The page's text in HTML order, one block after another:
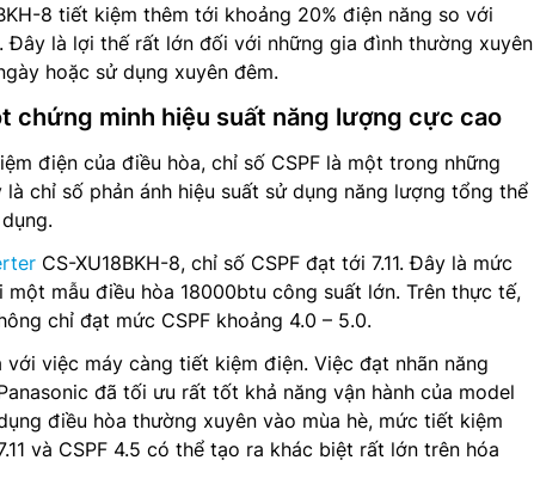
8 tiết kiệm thêm tới khoảng 20% điện năng so với
Đây là lợi thế rất lớn đối với những gia đình thường xuyên
hoặc sử dụng xuyên đêm.
chứng minh hiệu suất năng lượng cực cao
điện của điều hòa, chỉ số CSPF là một trong những
chỉ số phản ánh hiệu suất sử dụng năng lượng tổng thể
CS-XU18BKH-8, chỉ số CSPF đạt tới 7.11. Đây là mức
mẫu điều hòa 18000btu công suất lớn. Trên thực tế,
chỉ đạt mức CSPF khoảng 4.0 – 5.0.
việc máy càng tiết kiệm điện. Việc đạt nhãn năng
đã tối ưu rất tốt khả năng vận hành của model
điều hòa thường xuyên vào mùa hè, mức tiết kiệm
và CSPF 4.5 có thể tạo ra khác biệt rất lớn trên hóa